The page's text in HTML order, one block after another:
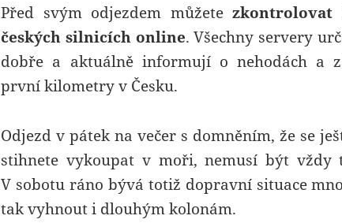
Před svým odjezdem můžetezkontrolovat
českých silnicích online. Všechny servery
dobře a aktuálně informují o nehodách a
první kilometry v Česku.
Odjezd v pátek na večer s domněním, že se
stihnete vykoupat v moři, nemusí být vždy
V sobotu ráno bývá totiž dopravní situace
tak vyhnout i dlouhým kolonám.